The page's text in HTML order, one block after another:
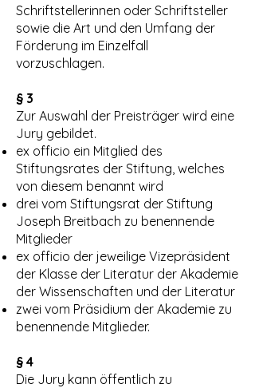
Schriftstellerinnen oder Schriftsteller
sowie die Art und den Umfang der
Förderung im Einzelfall
vorzuschlagen.
§ 3
Zur Auswahl der Preisträger wird eine
Jury gebildet.
ex officio ein Mitglied des
Stiftungsrates der Stiftung, welches
von diesem benannt wird
drei vom Stiftungsrat der Stiftung
Joseph Breitbach zu benennende
Mitglieder
ex officio der jeweilige Vizepräsident
der Klasse der Literatur der Akademie
der Wissenschaften und der Literatur
zwei vom Präsidium der Akademie zu
benennende Mitglieder.
§ 4
Die Jury kann öffentlich zu